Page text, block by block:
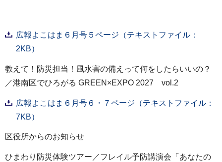
広報よこはま６月号５ページ（テキストファイル：
2KB）
教えて！防災担当！風水害の備えって何をしたらいいの？
／港南区でひろがる GREEN×EXPO 2027 vol.2
広報よこはま６月号６・７ページ（テキストファイル：
7KB）
区役所からのお知らせ
ひまわり防災体験ツアー／フレイル予防講演会「あなたの